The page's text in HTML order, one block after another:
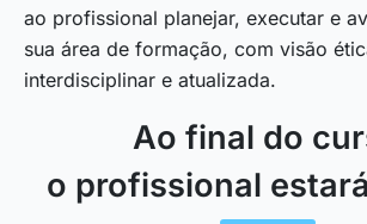
ao profissional planejar, executar e
sua área de formação, com visão
interdisciplinar e atualizada.
Ao final do
o profissional